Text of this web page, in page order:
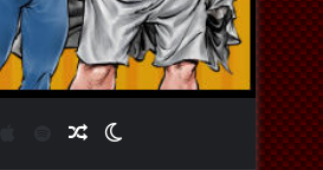
Artigo
Spotify